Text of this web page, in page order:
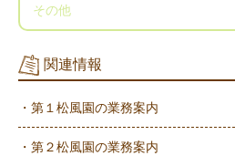
その他
関連情報
・第１松風園の業務案内
・第２松風園の業務案内